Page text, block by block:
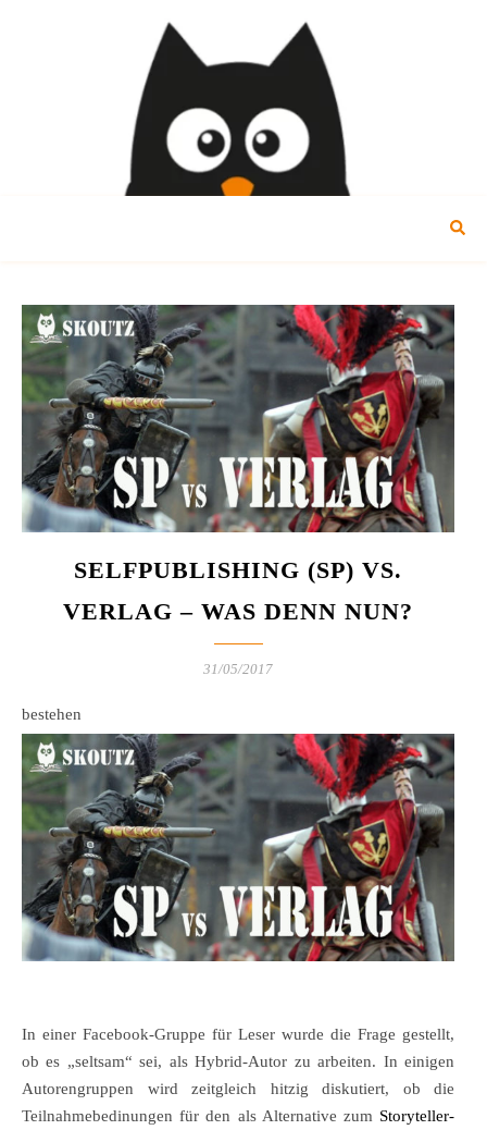
SELFPUBLISHING (SP) VS.
VERLAG – WAS DENN NUN?
31/05/2017
bestehen
In einer Facebook-Gruppe für Leser wurde die Frage gestellt,
ob es „seltsam“ sei, als Hybrid-Autor zu arbeiten. In einigen
Autorengruppen wird zeitgleich hitzig diskutiert, ob die
Teilnahmebedinungen für den als Alternative zum Storyteller-